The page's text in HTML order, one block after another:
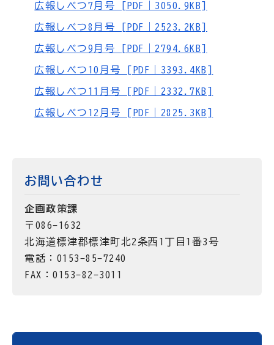
広報しべつ7月号 [PDF｜3050.9KB]
広報しべつ8月号 [PDF｜2523.2KB]
広報しべつ9月号 [PDF｜2794.6KB]
広報しべつ10月号 [PDF｜3393.4KB]
広報しべつ11月号 [PDF｜2332.7KB]
広報しべつ12月号 [PDF｜2825.3KB]
お問い合わせ
企画政策課
〒086-1632
北海道標津郡標津町北2条西1丁目1番3号
電話：0153-85-7240
FAX：0153-82-3011